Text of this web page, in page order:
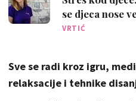
se djeca nose
VRTIĆ
Sve se radi kroz igru,
relaksacije i tehnike